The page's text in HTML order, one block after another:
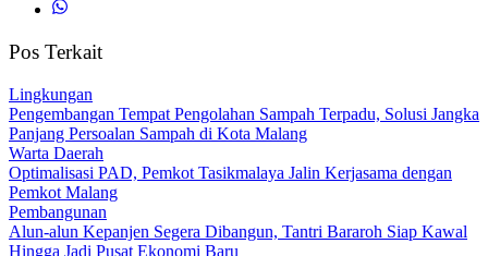
Pos Terkait
Lingkungan
Pengembangan Tempat Pengolahan Sampah Terpadu, Solusi Jangka
Panjang Persoalan Sampah di Kota Malang
Warta Daerah
Optimalisasi PAD, Pemkot Tasikmalaya Jalin Kerjasama dengan
Pemkot Malang
Pembangunan
Alun-alun Kepanjen Segera Dibangun, Tantri Bararoh Siap Kawal
Hingga Jadi Pusat Ekonomi Baru